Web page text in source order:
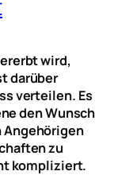
wird,
darüber
verteilen. Es
den Wunsch
Angehörigen
zu
kompliziert.